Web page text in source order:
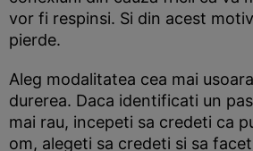
vor fi respinsi. Si din acest
pierde.
Aleg modalitatea cea mai
durerea. Daca identificati un
mai rau, incepeti sa credeti ca
om, alegeti sa credeti si sa